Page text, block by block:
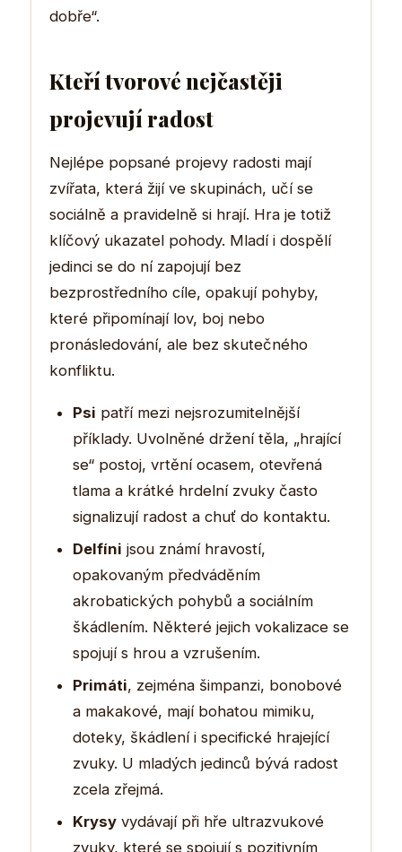
dobře“.
Kteří tvorové nejčastěji
projevují radost
Nejlépe popsané projevy radosti mají
zvířata, která žijí ve skupinách, učí se
sociálně a pravidelně si hrají. Hra je totiž
klíčový ukazatel pohody. Mladí i dospělí
jedinci se do ní zapojují bez
bezprostředního cíle, opakují pohyby,
které připomínají lov, boj nebo
pronásledování, ale bez skutečného
konfliktu.
Psi patří mezi nejsrozumitelnější
příklady. Uvolněné držení těla, „hrající
se“ postoj, vrtění ocasem, otevřená
tlama a krátké hrdelní zvuky často
signalizují radost a chuť do kontaktu.
Delfíni jsou známí hravostí,
opakovaným předváděním
akrobatických pohybů a sociálním
škádlením. Některé jejich vokalizace se
spojují s hrou a vzrušením.
Primáti, zejména šimpanzi, bonobové
a makakové, mají bohatou mimiku,
doteky, škádlení i specifické hrajející
zvuky. U mladých jedinců bývá radost
zcela zřejmá.
Krysy vydávají při hře ultrazvukové
zvuky, které se spojují s pozitivním